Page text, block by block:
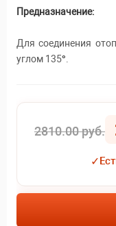
Предназначение:
Для соединения
углом 135°
2810.00 руб.
✓